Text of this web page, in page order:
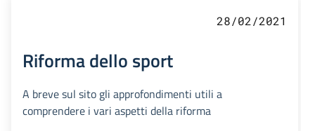
28/02/2021
Riforma dello sport
A breve sul sito gli approfondimenti utili a
comprendere i vari aspetti della riforma